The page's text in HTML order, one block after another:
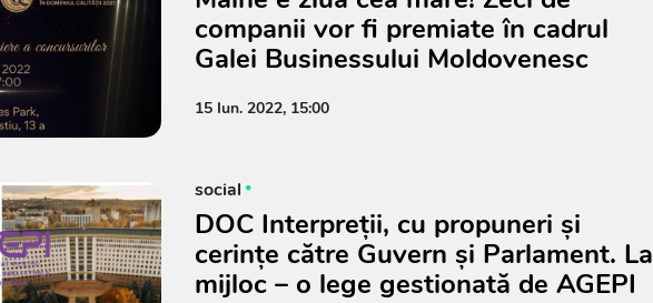
companii vor fi premiate în cadrul
Galei Businessului Moldovenesc
15 Iun. 2022, 15:00
social
DOC Interpreții, cu propuneri și
cerințe către Guvern și Parlament. La
mijloc – o lege gestionată de AGEPI